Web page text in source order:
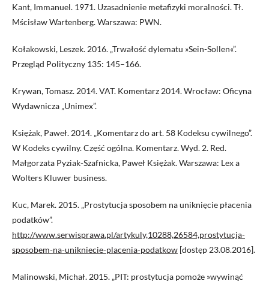
Kant, Immanuel. 1971. Uzasadnienie metafizyki moralności. Tł.
Mścisław Wartenberg. Warszawa: PWN.
Kołakowski, Leszek. 2016. „Trwałość dylematu »Sein-Sollen«”.
Przegląd Polityczny 135: 145–166.
Krywan, Tomasz. 2014. VAT. Komentarz 2014. Wrocław: Oficyna
Wydawnicza „Unimex”.
Księżak, Paweł. 2014. „Komentarz do art. 58 Kodeksu cywilnego”.
W Kodeks cywilny. Część ogólna. Komentarz. Wyd. 2. Red.
Małgorzata Pyziak-Szafnicka, Paweł Księżak. Warszawa: Lex a
Wolters Kluwer business.
Kuc, Marek. 2015. „Prostytucja sposobem na uniknięcie płacenia
podatków”.
http://www.serwisprawa.pl/artykuly,10288,26584,prostytucja-
sposobem-na-unikniecie-placenia-podatkow [dostęp 23.08.2016].
Malinowski, Michał. 2015. „PIT: prostytucja pomoże »wywinąć